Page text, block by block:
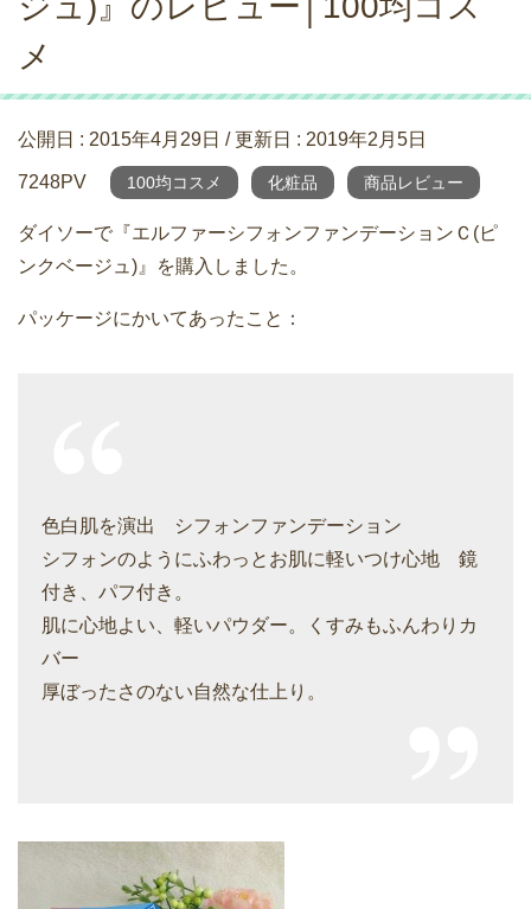
メ
公開日 : 2015年4月29日 / 更新日 : 2019年2月5日
7248PV 100均コスメ 化粧品 商品レビュー
ダイソーで『エルファーシフォンファンデーションＣ(ピ
ンクベージュ)』を購入しました。
パッケージにかいてあったこと：
色白肌を演出 シフォンファンデーション
シフォンのようにふわっとお肌に軽いつけ心地 鏡
付き、パフ付き。
肌に心地よい、軽いパウダー。くすみもふんわりカ
バー
厚ぼったさのない自然な仕上り。